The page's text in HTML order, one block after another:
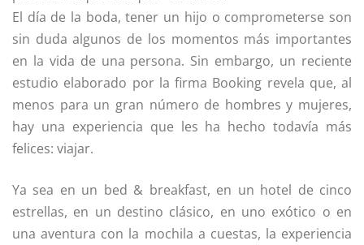
El día de la boda, tener un hijo o comprometerse son
sin duda algunos de los momentos más importantes
en la vida de una persona. Sin embargo, un reciente
estudio elaborado por la firma Booking revela que, al
menos para un gran número de hombres y mujeres,
hay una experiencia que les ha hecho todavía más
felices: viajar.
Ya sea en un bed & breakfast, en un hotel de cinco
estrellas, en un destino clásico, en uno exótico o en
una aventura con la mochila a cuestas, la experiencia